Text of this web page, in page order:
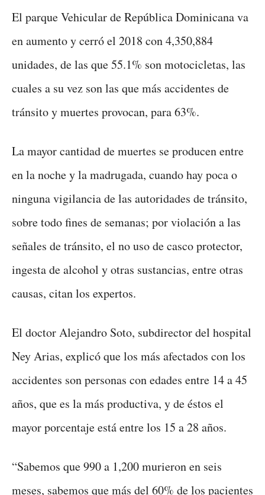
El parque Vehicular de República Dominicana va
en aumento y cerró el 2018 con 4,350,884
unidades, de las que 55.1% son motocicletas, las
cuales a su vez son las que más accidentes de
tránsito y muertes provocan, para 63%.
La mayor cantidad de muertes se producen entre
en la noche y la madrugada, cuando hay poca o
ninguna vigilancia de las autoridades de tránsito,
sobre todo fines de semanas; por violación a las
señales de tránsito, el no uso de casco protector,
ingesta de alcohol y otras sustancias, entre otras
causas, citan los expertos.
El doctor Alejandro Soto, subdirector del hospital
Ney Arias, explicó que los más afectados con los
accidentes son personas con edades entre 14 a 45
años, que es la más productiva, y de éstos el
mayor porcentaje está entre los 15 a 28 años.
“Sabemos que 990 a 1,200 murieron en seis
meses, sabemos que más del 60% de los pacientes